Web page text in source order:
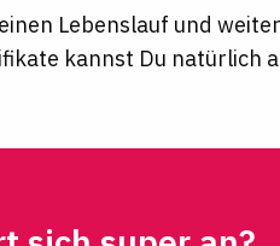
Lebenslauf und
kannst Du natürlich